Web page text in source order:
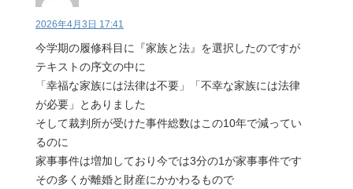
2026年4月3日 17:41
今学期の履修科目に『家族と法』を選択したのですが
テキストの序文の中に
「幸福な家族には法律は不要」「不幸な家族には法律
が必要」とありました
そして裁判所が受けた事件総数はこの10年で減ってい
るのに
家事事件は増加しており今では3分の1が家事事件です
その多くが離婚と財産にかかわるもので